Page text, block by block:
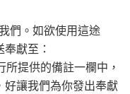
們。如欲使用這途
獻至：
提供的備註一欄中，
讓我們為你發出奉獻